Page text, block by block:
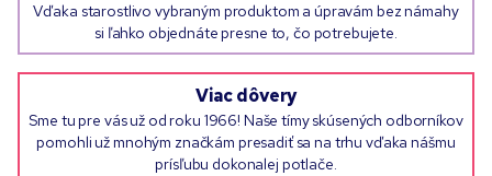
Vďaka starostlivo vybraným produktom a úpravám bez námahy
si ľahko objednáte presne to, čo potrebujete.
Viac dôvery
Sme tu pre vás už od roku 1966! Naše tímy skúsených odborníkov
pomohli už mnohým značkám presadiť sa na trhu vďaka nášmu
prísľubu dokonalej potlače.